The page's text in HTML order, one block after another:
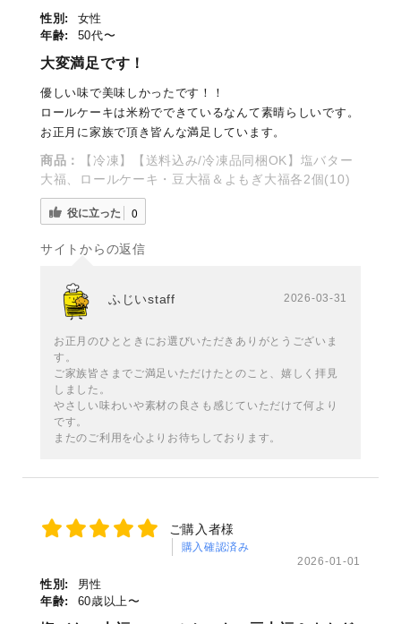
性別:
女性
年齢:
50代〜
大変満足です！
優しい味で美味しかったです！！
ロールケーキは米粉でできているなんて素晴らしいです。
お正月に家族で頂き皆んな満足しています。
商品：
【冷凍】【送料込み/冷凍品同梱OK】塩バター
大福、ロールケーキ・豆大福＆よもぎ大福各2個(10)
役に立った 0
サイトからの返信
ふじいstaff 2026-03-31
お正月のひとときにお選びいただきありがとうございま
す。
ご家族皆さまでご満足いただけたとのこと、嬉しく拝見
しました。
やさしい味わいや素材の良さも感じていただけて何より
です。
またのご利用を心よりお待ちしております。
ご購入者様
購入確認済み
2026-01-01
性別:
男性
年齢:
60歳以上〜